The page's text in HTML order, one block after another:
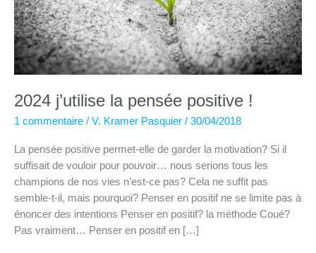
2024 j’utilise la pensée positive !
1 commentaire / V. Kramer Pasquier / 30/04/2018
La pensée positive permet-elle de garder la motivation? Si il
suffisait de vouloir pour pouvoir… nous serions tous les
champions de nos vies n’est-ce pas? Cela ne suffit pas
semble-t-il, mais pourquoi? Penser en positif ne se limite pas à
énoncer des intentions Penser en positif? la méthode Coué?
Pas vraiment… Penser en positif en […]